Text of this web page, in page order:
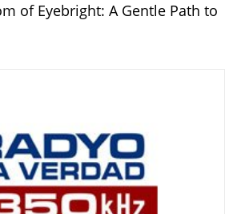
of Eyebright: A Gentle Path to